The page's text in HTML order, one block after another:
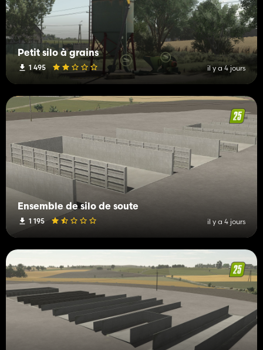
Petit silo à grains
1 495 il y a 4 jours
Ensemble de silo de soute
1 195 il y a 4 jours